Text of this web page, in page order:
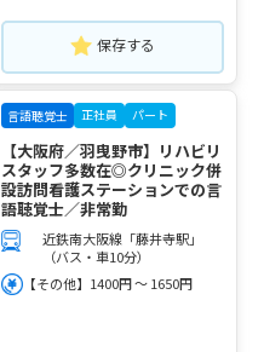
保存する
言語聴覚士 正社員 パート
【大阪府／羽曳野市】リハビリ
スタッフ多数在◎クリニック併
設訪問看護ステーションでの言
語聴覚士／非常勤
近鉄南大阪線「藤井寺駅」
（バス・車10分）
【その他】1400円 ～ 1650円